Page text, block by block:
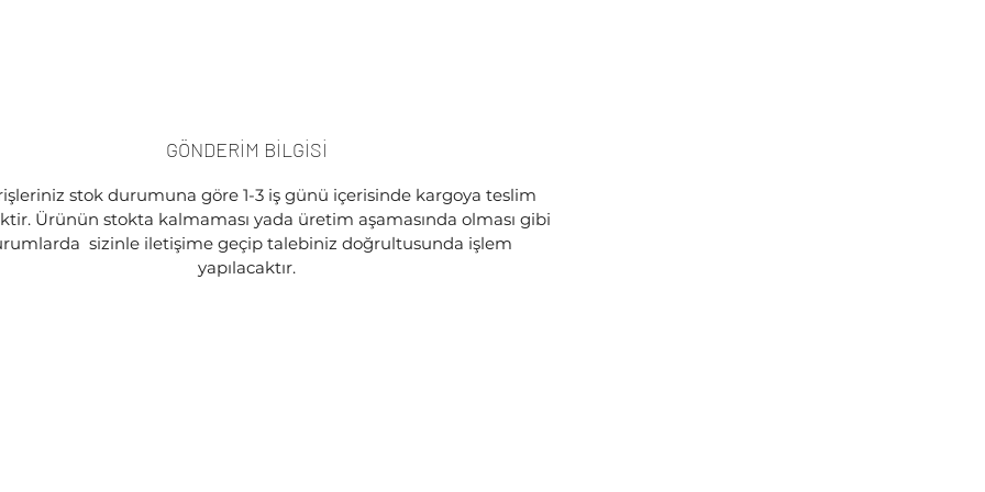
GÖNDERİM BİLGİSİ
stok durumuna göre 1-3 iş günü içerisinde kargoya teslim
Ürünün stokta kalmaması yada üretim aşamasında olması gibi
sizinle iletişime geçip talebiniz doğrultusunda işlem
yapılacaktır.